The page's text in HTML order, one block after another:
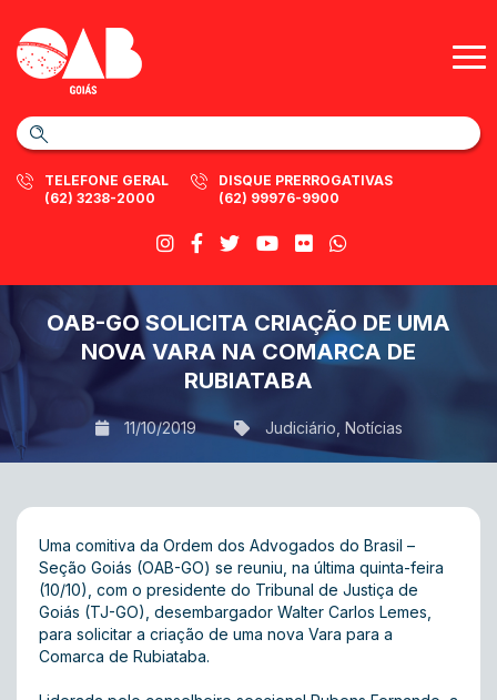
TELEFONE GERAL
(62) 3238-2000
DISQUE PRERROGATIVAS
(62) 99976-9900
OAB-GO SOLICITA CRIAÇÃO DE UMA
NOVA VARA NA COMARCA DE
RUBIATABA
11/10/2019 Judiciário Notícias
Uma comitiva da Ordem dos Advogados do Brasil –
Seção Goiás (OAB-GO) se reuniu, na última quinta-feira
(10/10), com o presidente do Tribunal de Justiça de
Goiás (TJ-GO), desembargador Walter Carlos Lemes,
para solicitar a criação de uma nova Vara para a
Comarca de Rubiataba.